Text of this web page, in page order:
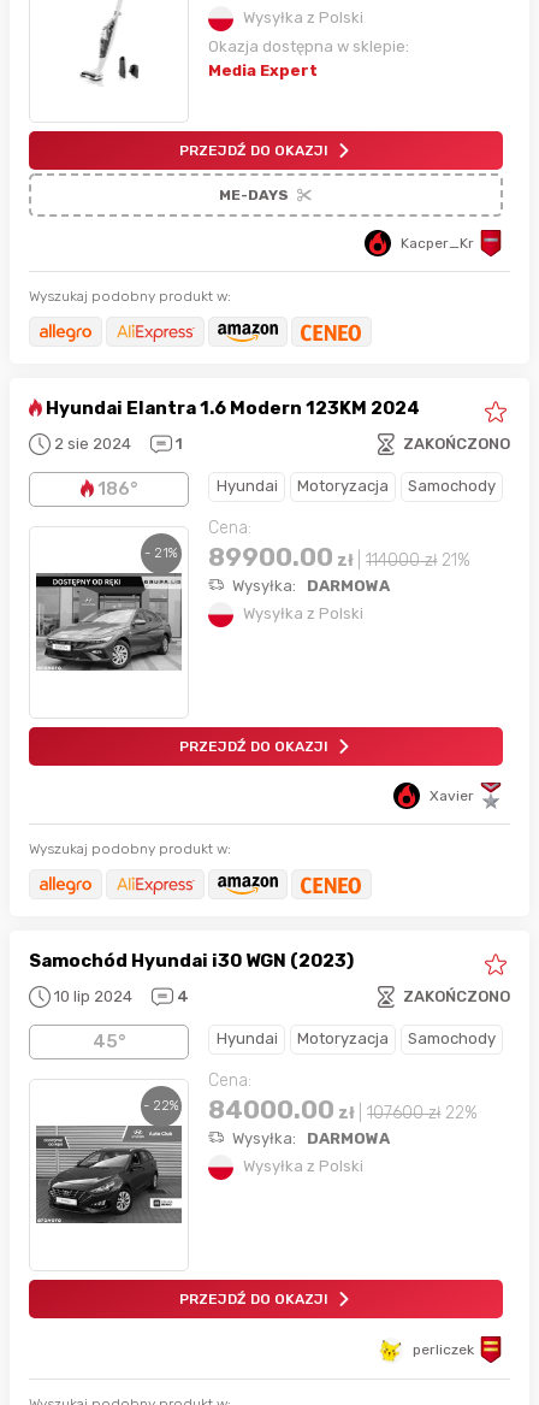
Wysyłka z Polski
Okazja dostępna w sklepie:
Media Expert
PRZEJDŹ DO OKAZJI
ME-DAYS
Kacper_Kr
Wyszukaj podobny produkt w:
Hyundai Elantra 1.6 Modern 123KM 2024
2 sie 2024 1 ZAKOŃCZONO
186° Hyundai Motoryzacja Samochody
- 21%
Cena:
89900.00 zł 114000zł 21%
Wysyłka:
DARMOWA
Wysyłka z Polski
PRZEJDŹ DO OKAZJI
Xavier
Wyszukaj podobny produkt w:
Samochód Hyundai i30 WGN (2023)
10 lip 2024 4 ZAKOŃCZONO
45° Hyundai Motoryzacja Samochody
- 22%
Cena:
84000.00 zł 107600zł 22%
Wysyłka:
DARMOWA
Wysyłka z Polski
PRZEJDŹ DO OKAZJI
perliczek